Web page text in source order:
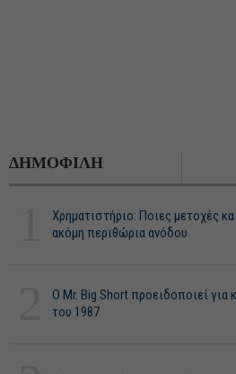
ΔΗΜΟΦΙΛΗ
Χρηματιστήριο: Ποιες μετοχές
ακόμη περιθώρια ανόδου
O Mr. Big Short προειδοποιεί για
του 1987